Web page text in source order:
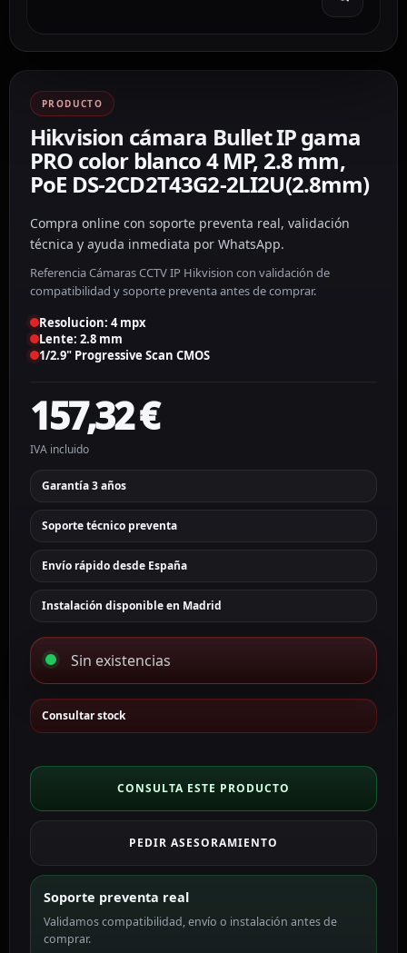
PRODUCTO
Hikvision cámara Bullet IP gama
PRO color blanco 4 MP, 2.8 mm,
PoE DS-2CD2T43G2-2LI2U(2.8mm)
Compra online con soporte preventa real, validación
técnica y ayuda inmediata por WhatsApp.
Referencia Cámaras CCTV IP Hikvision con validación de
compatibilidad y soporte preventa antes de comprar.
Resolucion: 4 mpx
Lente: 2.8 mm
1/2.9" Progressive Scan CMOS
157,32€
IVA incluido
Garantía 3 años
Soporte técnico preventa
Envío rápido desde España
Instalación disponible en Madrid
Sin existencias
Consultar stock
CONSULTA ESTE PRODUCTO
PEDIR ASESORAMIENTO
Soporte preventa real
Validamos compatibilidad, envío o instalación antes de
comprar.